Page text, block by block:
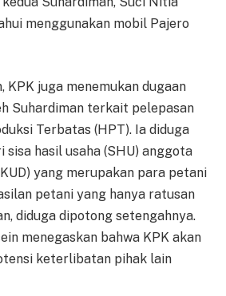
menggunakan mobil Pajero
KPK juga menemukan dugaan
Suhardiman terkait pelepasan
Terbatas (HPT). Ia diduga
hasil usaha (SHU) anggota
yang merupakan para petani
petani yang hanya ratusan
diduga dipotong setengahnya.
menegaskan bahwa KPK akan
keterlibatan pihak lain